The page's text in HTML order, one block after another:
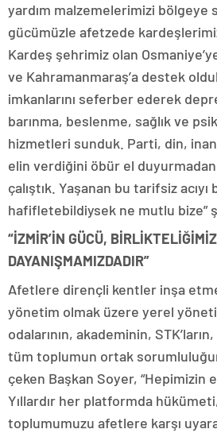
yardım malzemelerimizi bölgeye
gücümüzle afetzede
Kardeş şehrimiz olan
ve Kahramanmaraş’a destek
imkanlarını seferber ederek
barınma, beslenme, sağlık ve
hizmetleri sunduk. Parti, din,
elin verdiğini öbür el
çalıştık. Yaşanan bu tarifsiz
hafifletebildiysek ne mutlu bize”
“İZMİR’İN GÜCÜ,
DAYANIŞMAMIZDADIR”
Afetlere dirençli kentler inşa
yönetim olmak üzere yerel
odalarının, akademinin,
tüm toplumun ortak
çeken Başkan Soyer, “Hepimizin
Yıllardır her platformda
toplumumuzu afetlere karşı